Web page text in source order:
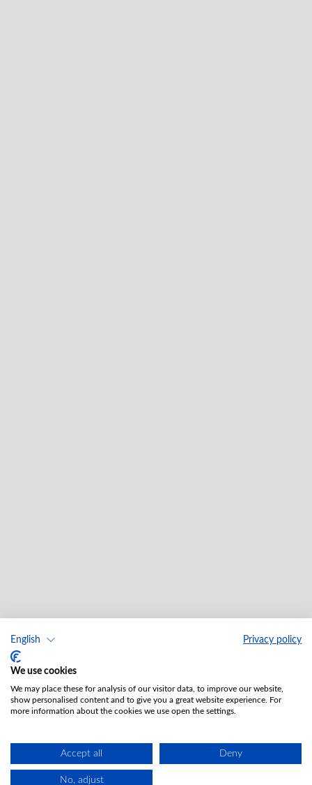
English Privacy policy
We use cookies
We may place these for analysis of our visitor data, to improve our website,
show personalised content and to give you a great website experience. For
more information about the cookies we use open the settings.
Accept all Deny
No, adjust